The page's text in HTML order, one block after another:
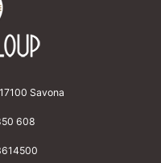
Savona
608